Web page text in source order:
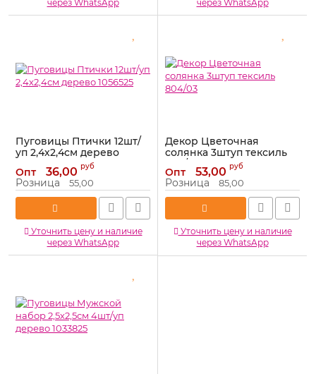
через WhatsApp
через WhatsApp
Пуговицы Птички 12шт/
уп 2,4х2,4см дерево
Артикул: 1056525
Опт 36,00 руб
Розница 55,00
Уточнить цену и наличие
через WhatsApp
Декор Цветочная
солянка 3штуп тексиль
804/03
Артикул: 804/03
Опт 53,00 руб
Розница 85,00
Уточнить цену и наличие
через WhatsApp